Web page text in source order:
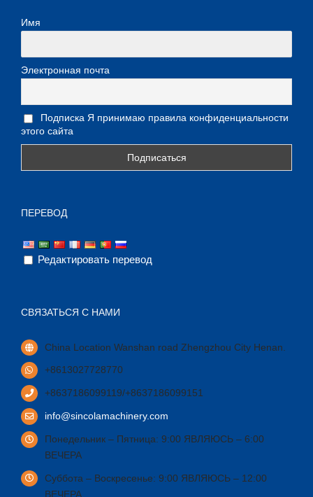
Имя
Электронная почта
Подписка Я принимаю правила конфиденциальности
этого сайта
ПЕРЕВОД
Редактировать перевод
СВЯЗАТЬСЯ С НАМИ
China Location Wanshan road Zhengzhou City Henan
+8613027728770
+8637186099119/+8637186099151
info@sincolamachinery.com
Понедельник – Пятница: 9:00 ЯВЛЯЮСЬ – 6:00
ВЕЧЕРА
Суббота – Воскресенье: 9:00 ЯВЛЯЮСЬ – 12:00
ВЕЧЕРА